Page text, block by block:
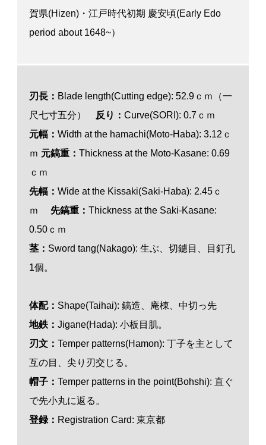
賀県(Hizen)・江戸時代初期 慶安頃(Early Edo
period about 1648~）
刃長： Blade length(Cutting edge): 52.9ｃｍ（一
尺七寸五分）
反り： Curve(SORI): 0.7ｃｍ
元幅： Width at the hamachi(Moto-Haba): 3.12ｃ
ｍ 元鎬重： Thickness at the Moto-Kasane: 0.69
ｃｍ
先幅： Wide at the Kissaki(Saki-Haba): 2.45ｃ
ｍ 先鎬重： Thickness at the Saki-Kasane:
0.50ｃｍ
茎： Sword tang(Nakago): 生ぶ、切鑢目、
目釘孔
1個。
体配： Shape(Taihai): 鎬造、庵棟、中切っ先
地鉄： Jigane(Hada): 小板目肌。
刃文： Temper patterns(Hamon): 丁子を主として
互の目、尖り刃交じる。
帽子： Temper patterns in the point(Bohshi): 直ぐ
で先小丸に返る。
登録： Registration Card: 東京都